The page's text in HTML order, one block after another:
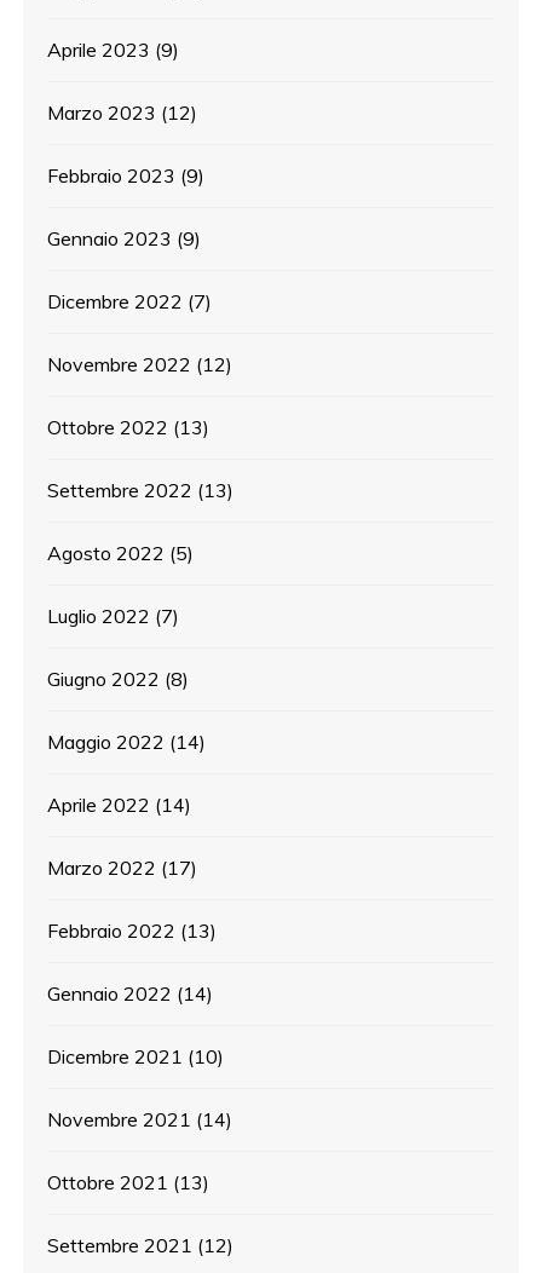
Aprile 2023 (9)
Marzo 2023 (12)
Febbraio 2023 (9)
Gennaio 2023 (9)
Dicembre 2022 (7)
Novembre 2022 (12)
Ottobre 2022 (13)
Settembre 2022 (13)
Agosto 2022 (5)
Luglio 2022 (7)
Giugno 2022 (8)
Maggio 2022 (14)
Aprile 2022 (14)
Marzo 2022 (17)
Febbraio 2022 (13)
Gennaio 2022 (14)
Dicembre 2021 (10)
Novembre 2021 (14)
Ottobre 2021 (13)
Settembre 2021 (12)